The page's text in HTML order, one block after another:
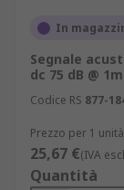
In
Segnale
dc 75 dB @ 1m
Codice RS 877-
Prezzo per 1 unità
25,67 €(IVA
Quantità